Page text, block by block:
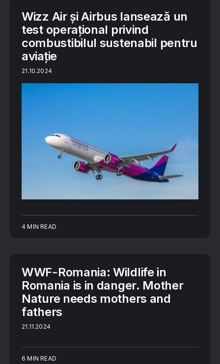
Wizz Air și Airbus lansează un
test operațional privind
combustibilul sustenabil pentru
aviație
21.10.2024
4 MIN READ
WWF-Romania: Wildlife in
Romania is in danger. Mother
Nature needs mothers and
fathers
21.11.2024
6 MIN READ